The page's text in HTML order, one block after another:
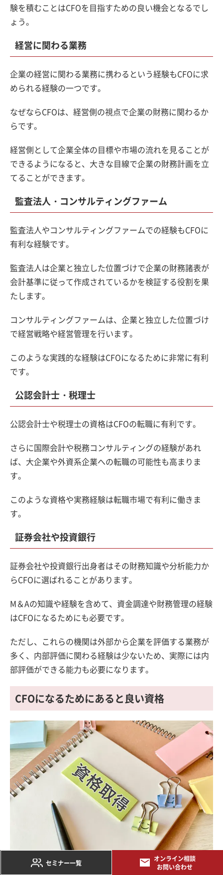
験を積むことはCFOを目指すための良い機会となるでし
ょう。
経営に関わる業務
企業の経営に関わる業務に携わるという経験もCFOに求
められる経験の一つです。
なぜならCFOは、経営側の視点で企業の財務に関わるか
らです。
経営側として企業全体の目標や市場の流れを見ることが
できるようになると、大きな目線で企業の財務計画を立
てることができます。
監査法人・コンサルティングファーム
監査法人やコンサルティングファームでの経験もCFOに
有利な経験です。
監査法人は企業と独立した位置づけで企業の財務諸表が
会計基準に従って作成されているかを検証する役割を果
たします。
コンサルティングファームは、企業と独立した位置づけ
で経営戦略や経営管理を行います。
このような実践的な経験はCFOになるために非常に有利
です。
公認会計士・税理士
公認会計士や税理士の資格はCFOの転職に有利です。
さらに国際会計や税務コンサルティングの経験があれ
ば、大企業や外資系企業への転職の可能性も高まりま
す。
このような資格や実務経験は転職市場で有利に働きま
す。
証券会社や投資銀行
証券会社や投資銀行出身者はその財務知識や分析能力か
らCFOに選ばれることがあります。
M＆Aの知識や経験を含めて、資金調達や財務管理の経験
はCFOになるためにも必要です。
ただし、これらの機関は外部から企業を評価する業務が
多く、内部評価に関わる経験は少ないため、実際には内
部評価ができる能力も必要になります。
CFOになるためにあると良い資格
セミナー一覧
オンライン相談
お問い合わせ